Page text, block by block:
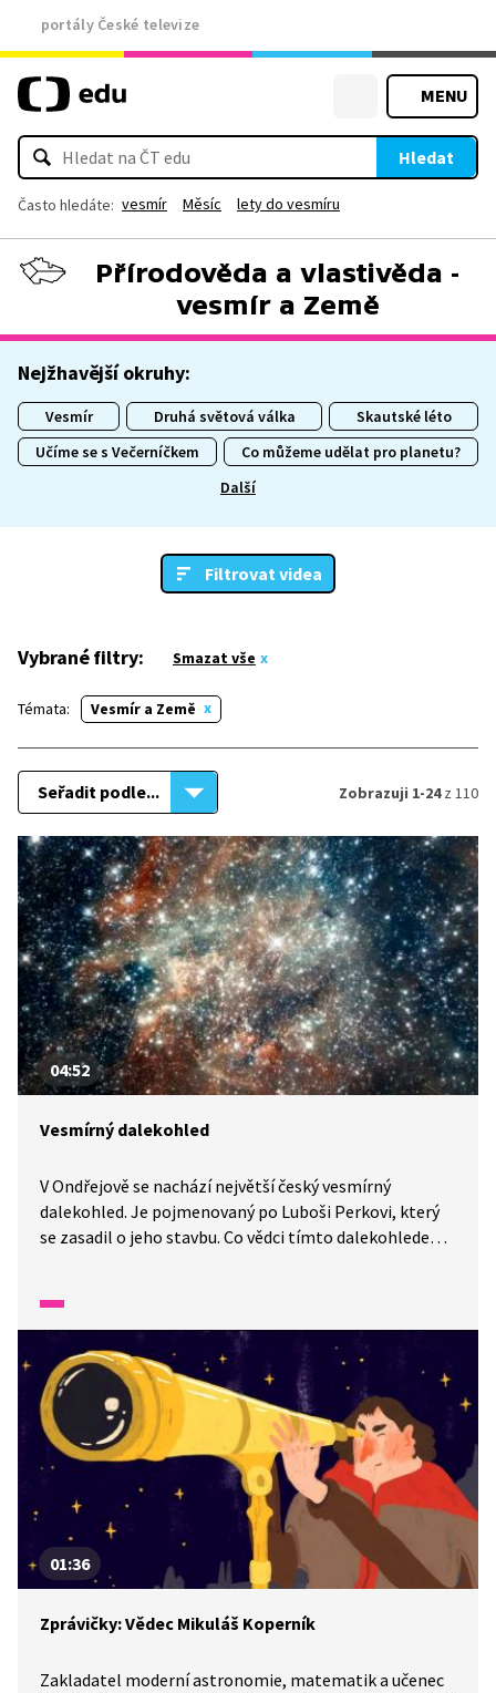
portály České televize
MENU
Hledat
Často hledáte: vesmír Měsíc lety do vesmíru
Přírodověda a vlastivěda -
vesmír a Země
Nejžhavější okruhy:
Vesmír Druhá světová válka
Skautské léto
Učíme se s Večerníčkem
Co můžeme udělat pro planetu?
Další
Filtrovat videa
Vybrané filtry: Smazat vše
Témata: Vesmír a Země
Seřadit podle... Zobrazuji 1-24z 110
04:52
Vesmírný dalekohled
V Ondřejově se nachází největší český vesmírný
dalekohled. Je pojmenovaný po Luboši Perkovi, který
se zasadil o jeho stavbu. Co vědci tímto dalekohledem
01:36
Zprávičky: Vědec Mikuláš Koperník
Zakladatel moderní astronomie, matematik a učenec